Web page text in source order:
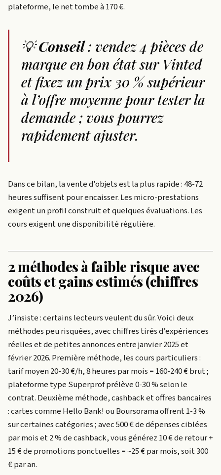
plateforme, le net tombe à 170 €.
💡Conseil: vendez 4 pièces de
marque en bon état sur Vinted
et fixez un prix 30 % supérieur
à l’offre moyenne pour tester la
demande ; vous pourrez
rapidement ajuster.
Dans ce bilan, la vente d’objets est la plus rapide : 48-72
heures suffisent pour encaisser. Les micro-prestations
exigent un profil construit et quelques évaluations. Les
cours exigent une disponibilité régulière.
2 méthodes à faible risque avec
coûts et gains estimés (chiffres
2026)
J’insiste : certains lecteurs veulent du sûr. Voici deux
méthodes peu risquées, avec chiffres tirés d’expériences
réelles et de petites annonces entre janvier 2025 et
février 2026. Première méthode, les cours particuliers :
tarif moyen 20-30 €/h, 8 heures par mois = 160-240 € brut ;
plateforme type Superprof prélève 0-30 % selon le
contrat. Deuxième méthode, cashback et offres bancaires
: cartes comme Hello Bank! ou Boursorama offrent 1-3 %
sur certaines catégories ; avec 500 € de dépenses ciblées
par mois et 2 % de cashback, vous générez 10 € de retour +
15 € de promotions ponctuelles = ~25 € par mois, soit 300
€ par an.